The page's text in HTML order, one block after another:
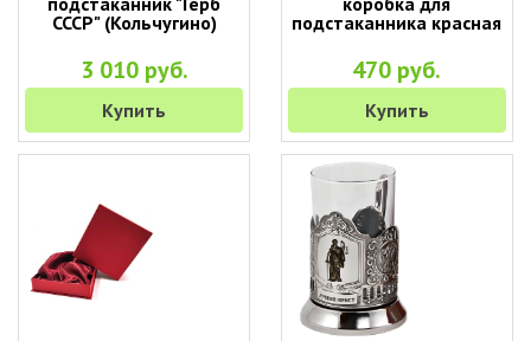
СССР" (Кольчугино)
3 010 руб.
Купить
подстаканника красная
470 руб.
Купить